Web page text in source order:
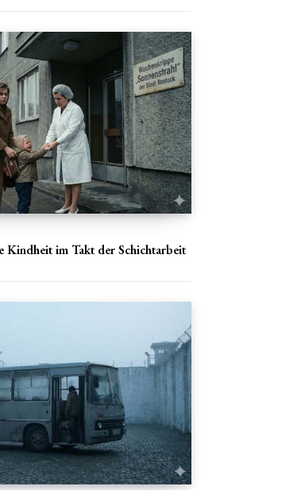
Kindheit im Takt der Schichtarbeit